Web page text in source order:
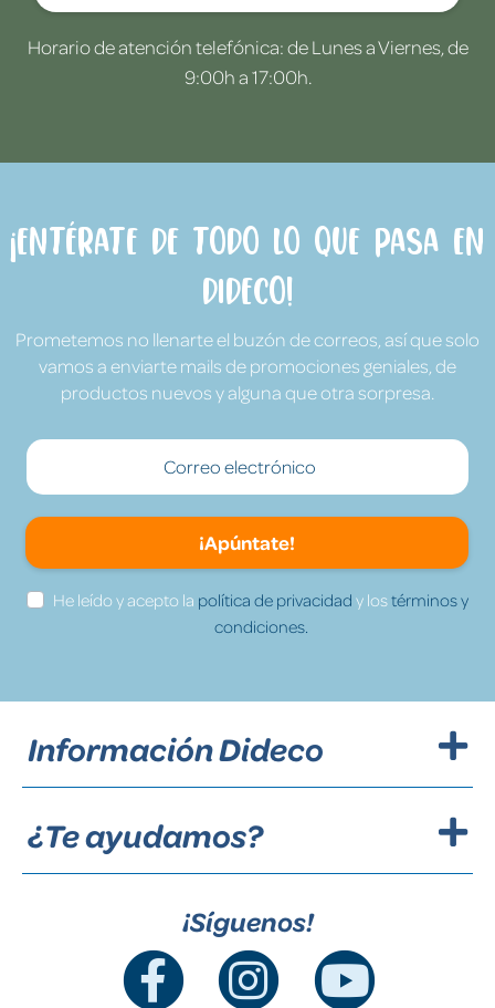
Horario de atención telefónica: de Lunes a Viernes, de
9:00h a 17:00h.
¡Entérate de todo lo que pasa en
Dideco!
Prometemos no llenarte el buzón de correos, así que solo
vamos a enviarte mails de promociones geniales, de
productos nuevos y alguna que otra sorpresa.
¡Apúntate!
He leído y acepto la política de privacidad y lostérminos y
condiciones.
Información Dideco
¿Te ayudamos?
¡Síguenos!